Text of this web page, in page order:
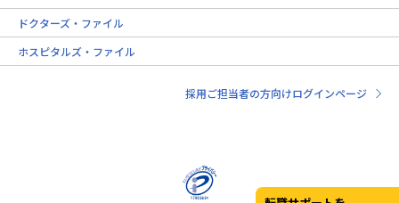
ドクターズ・ファイル
ホスピタルズ・ファイル
採用ご担当者の方向けログインページ